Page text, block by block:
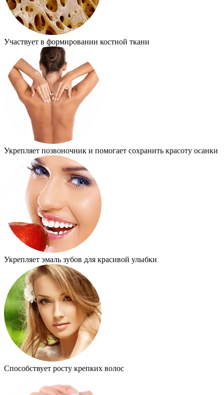
Участвует в формировании костной ткани
Укрепляет позвоночник и помогает сохранить красоту осанки
Укрепляет эмаль зубов для красивой улыбки
Способствует росту крепких волос